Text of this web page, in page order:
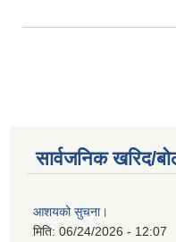
सार्वजनिक खरिद/
आशयको सुचना।
मिति: 06/24/2026 - 12:07